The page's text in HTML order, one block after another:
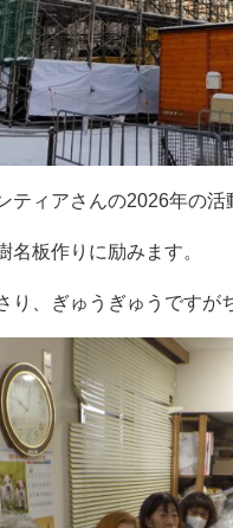
ティアさんの2026年の活
名板作りに励みます。
り、ぎゅうぎゅうですが